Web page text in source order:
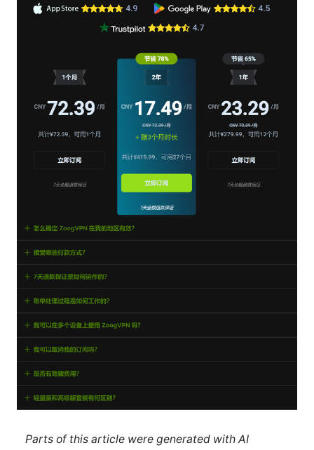
Parts of this article were generated with AI